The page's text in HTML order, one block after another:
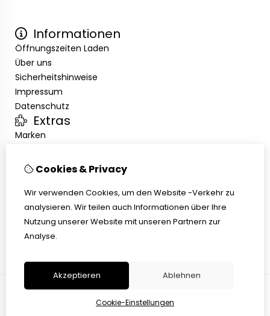
Informationen
Öffnungszeiten Laden
Über uns
Sicherheitshinweise
Impressum
Datenschutz
Extras
Marken
Kundenservice
Übersicht
Abholen
AGB
Widerrufsbelehrung
Cookies & Privacy
Wir verwenden Cookies, um den Website -Verkehr zu
analysieren. Wir teilen auch Informationen über Ihre
Nutzung unserer Website mit unseren Partnern zur
Analyse.
Akzeptieren Ablehnen
Cookie-Einstellungen